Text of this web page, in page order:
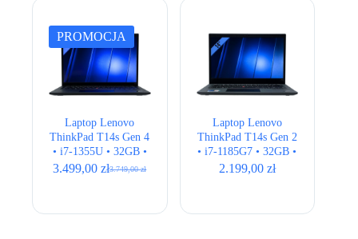
PROMOCJA
Laptop Lenovo
ThinkPad T14s Gen 4
• i7-1355U • 32GB •
512GB • Intel Iris Xe
3.749,00zł
Pierwotna
3.749,00 zł.
3.499,00zł
Aktualna
3.499,00 zł.
Laptop Lenovo
ThinkPad T14s Gen 2
• i7-1185G7 • 32GB •
512GB • Intel Iris Xe
2.199,00 zł